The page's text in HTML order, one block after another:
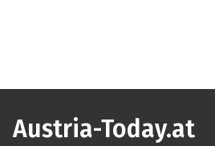
Austria-Today.at